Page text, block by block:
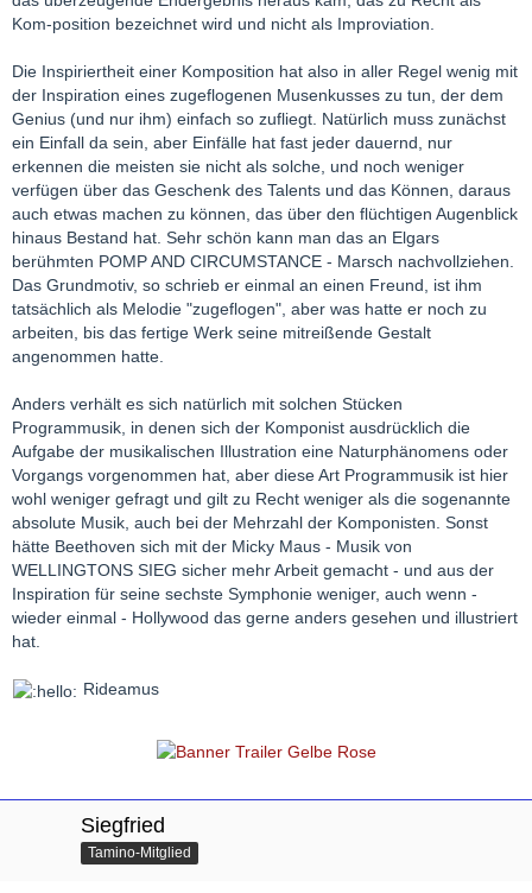
Kom-position bezeichnet wird und nicht als Improviation.
Die Inspiriertheit einer Komposition hat also in aller Regel wenig mit
der Inspiration eines zugeflogenen Musenkusses zu tun, der dem
Genius (und nur ihm) einfach so zufliegt. Natürlich muss zunächst
ein Einfall da sein, aber Einfälle hat fast jeder dauernd, nur
erkennen die meisten sie nicht als solche, und noch weniger
verfügen über das Geschenk des Talents und das Können, daraus
auch etwas machen zu können, das über den flüchtigen Augenblick
hinaus Bestand hat. Sehr schön kann man das an Elgars
berühmten POMP AND CIRCUMSTANCE - Marsch nachvollziehen.
Das Grundmotiv, so schrieb er einmal an einen Freund, ist ihm
tatsächlich als Melodie "zugeflogen", aber was hatte er noch zu
arbeiten, bis das fertige Werk seine mitreißende Gestalt
angenommen hatte.
Anders verhält es sich natürlich mit solchen Stücken
Programmusik, in denen sich der Komponist ausdrücklich die
Aufgabe der musikalischen Illustration eine Naturphänomens oder
Vorgangs vorgenommen hat, aber diese Art Programmusik ist hier
wohl weniger gefragt und gilt zu Recht weniger als die sogenannte
absolute Musik, auch bei der Mehrzahl der Komponisten. Sonst
hätte Beethoven sich mit der Micky Maus - Musik von
WELLINGTONS SIEG sicher mehr Arbeit gemacht - und aus der
Inspiration für seine sechste Symphonie weniger, auch wenn -
wieder einmal - Hollywood das gerne anders gesehen und illustriert
hat.
Rideamus
Siegfried
Tamino-Mitglied